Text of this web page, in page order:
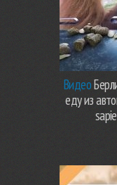
Видео
еду из